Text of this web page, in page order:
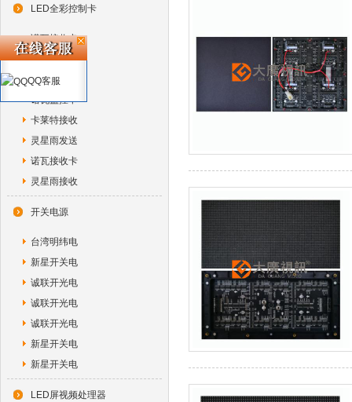
LED全彩控制卡
诺瓦接收卡
诺瓦独立控
诺瓦光纤转
诺瓦监控卡
卡莱特接收
灵星雨发送
诺瓦接收卡
灵星雨接收
开关电源
台湾明纬电
新星开关电
诚联开光电
诚联开光电
诚联开光电
新星开关电
新星开关电
LED屏视频处理器
QQ客服